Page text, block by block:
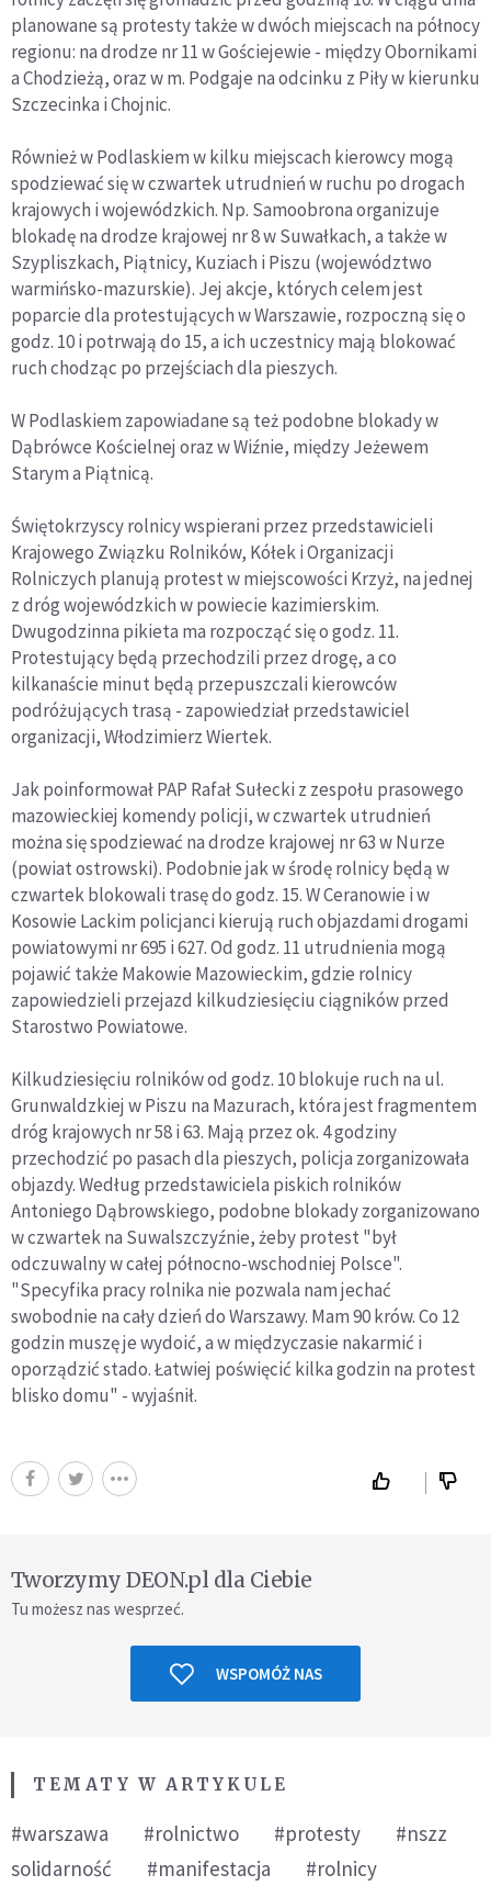
planowane są protesty także w dwóch miejscach na północy
regionu: na drodze nr 11 w Gościejewie - między Obornikami
a Chodzieżą, oraz w m. Podgaje na odcinku z Piły w kierunku
Szczecinka i Chojnic.
Również w Podlaskiem w kilku miejscach kierowcy mogą
spodziewać się w czwartek utrudnień w ruchu po drogach
krajowych i wojewódzkich. Np. Samoobrona organizuje
blokadę na drodze krajowej nr 8 w Suwałkach, a także w
Szypliszkach, Piątnicy, Kuziach i Piszu (województwo
warmińsko-mazurskie). Jej akcje, których celem jest
poparcie dla protestujących w Warszawie, rozpoczną się o
godz. 10 i potrwają do 15, a ich uczestnicy mają blokować
ruch chodząc po przejściach dla pieszych.
W Podlaskiem zapowiadane są też podobne blokady w
Dąbrówce Kościelnej oraz w Wiźnie, między Jeżewem
Starym a Piątnicą.
Świętokrzyscy rolnicy wspierani przez przedstawicieli
Krajowego Związku Rolników, Kółek i Organizacji
Rolniczych planują protest w miejscowości Krzyż, na jednej
z dróg wojewódzkich w powiecie kazimierskim.
Dwugodzinna pikieta ma rozpocząć się o godz. 11.
Protestujący będą przechodzili przez drogę, a co
kilkanaście minut będą przepuszczali kierowców
podróżujących trasą - zapowiedział przedstawiciel
organizacji, Włodzimierz Wiertek.
Jak poinformował PAP Rafał Sułecki z zespołu prasowego
mazowieckiej komendy policji, w czwartek utrudnień
można się spodziewać na drodze krajowej nr 63 w Nurze
(powiat ostrowski). Podobnie jak w środę rolnicy będą w
czwartek blokowali trasę do godz. 15. W Ceranowie i w
Kosowie Lackim policjanci kierują ruch objazdami drogami
powiatowymi nr 695 i 627. Od godz. 11 utrudnienia mogą
pojawić także Makowie Mazowieckim, gdzie rolnicy
zapowiedzieli przejazd kilkudziesięciu ciągników przed
Starostwo Powiatowe.
Kilkudziesięciu rolników od godz. 10 blokuje ruch na ul.
Grunwaldzkiej w Piszu na Mazurach, która jest fragmentem
dróg krajowych nr 58 i 63. Mają przez ok. 4 godziny
przechodzić po pasach dla pieszych, policja zorganizowała
objazdy. Według przedstawiciela piskich rolników
Antoniego Dąbrowskiego, podobne blokady zorganizowano
w czwartek na Suwalszczyźnie, żeby protest "był
odczuwalny w całej północno-wschodniej Polsce".
"Specyfika pracy rolnika nie pozwala nam jechać
swobodnie na cały dzień do Warszawy. Mam 90 krów. Co 12
godzin muszę je wydoić, a w międzyczasie nakarmić i
oporządzić stado. Łatwiej poświęcić kilka godzin na protest
blisko domu" - wyjaśnił.
Tworzymy DEON.pl dla Ciebie
Tu możesz nas wesprzeć.
WSPOMÓŻ NAS
TEMATY W ARTYKULE
#warszawa #rolnictwo #protesty
#nszz
solidarność
#manifestacja #rolnicy